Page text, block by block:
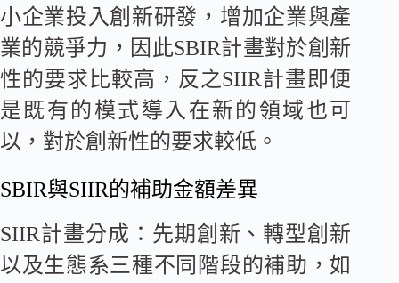
小企業投入創新研發，增加企業與產
業的競爭力，因此SBIR計畫對於創新
性的要求比較高，反之SIIR計畫即便
是既有的模式導入在新的領域也可
以，對於創新性的要求較低。
SBIR與SIIR的補助金額差異
SIIR計畫分成：先期創新、轉型創新
以及生態系三種不同階段的補助，如